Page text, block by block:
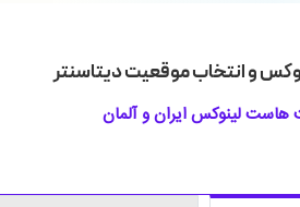
و انتخاب موقعیت دیتاسنتر
هاست لینوکس ایران و آلمان